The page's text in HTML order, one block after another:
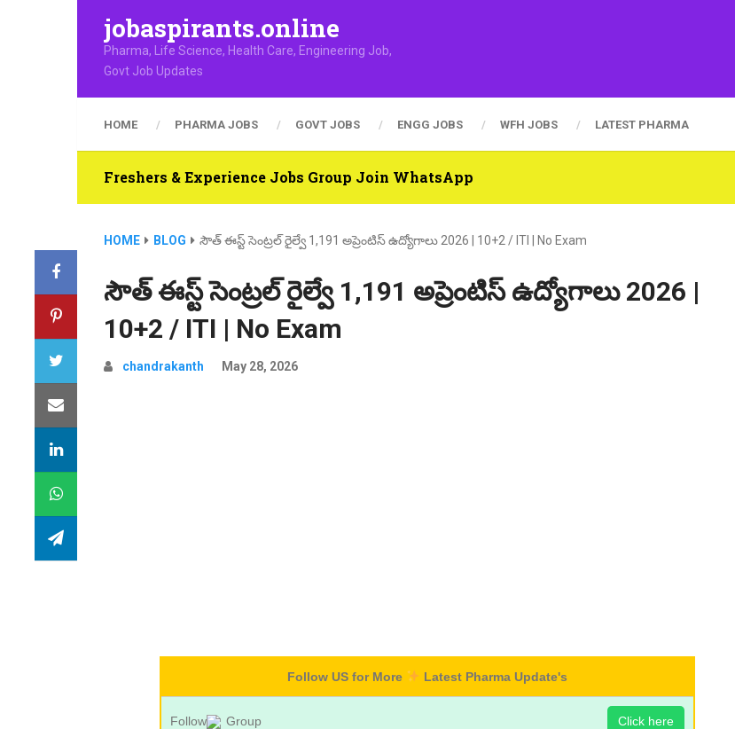
jobaspirants.online
Pharma, Life Science, Health Care, Engineering Job,
Govt Job Updates
HOME PHARMA JOBS GOVT JOBS ENGG JOBS WFH JOBS LATEST PHARMA
Freshers & Experience Jobs Group Join WhatsApp
HOME BLOG సౌత్ ఈస్ట్ సెంట్రల్ రైల్వే 1,191 అప్రెంటిస్ ఉద్యోగాలు 2026 | 10+2 / ITI | No Exam
సౌత్ ఈస్ట్ సెంట్రల్ రైల్వే 1,191 అప్రెంటిస్ ఉద్యోగాలు 2026 |
10+2 / ITI | No Exam
chandrakanth May 28, 2026
Follow US for More Latest Pharma Update's
Follow Group Click here